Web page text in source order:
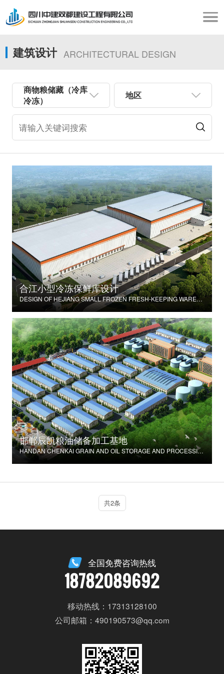
建筑设计 ARCHITECTURAL DESIGN
商物粮储藏（冷库
冷冻）
地区
合江小型冷冻保鲜库设计
DESIGN OF HEJIANG SMALL FROZEN FRESH-KEEPING WAREHOUSE
邯郸辰凯粮油储备加工基地
HANDAN CHENKAI GRAIN AND OIL STORAGE AND PROCESSING BASE
共2条
全国免费咨询热线
18782089692
移动热线：17313128100
公司邮箱：490190573@qq.com